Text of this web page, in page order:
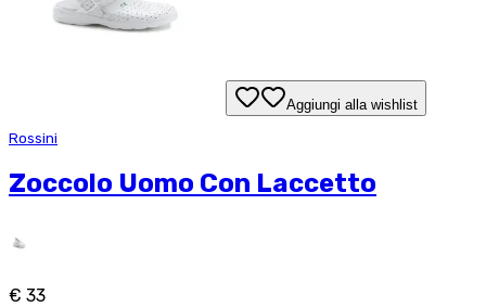
Aggiungi alla wishlist
Rossini
Zoccolo Uomo Con Laccetto
€ 33